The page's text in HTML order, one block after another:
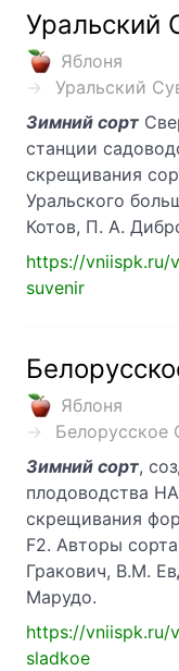
Уральский
Яблоня
Уральский
Зимний сорт
станции
скрещивания
Уральского
Котов, П. А.
https://vniispk.ru/
suvenir
Яблоня
Белорусское
Зимний сорт,
плодоводства
скрещивания
F2. Авторы
Гракович, В.М.
Марудо.
https://vniispk.ru/
sladkoe